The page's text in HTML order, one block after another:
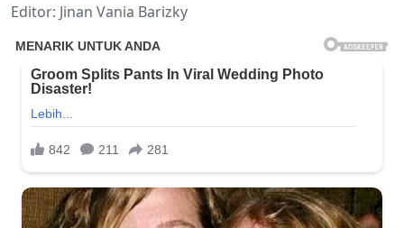
Editor: Jinan Vania Barizky